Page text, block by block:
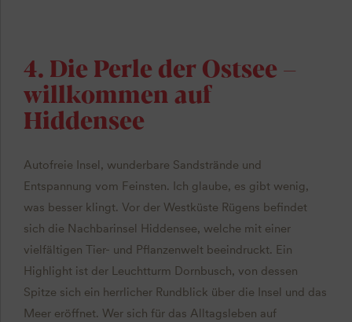
4. Die Perle der Ostsee –
willkommen auf
Hiddensee
Autofreie Insel, wunderbare Sandstrände und
Entspannung vom Feinsten. Ich glaube, es gibt wenig,
was besser klingt. Vor der Westküste Rügens befindet
sich die Nachbarinsel Hiddensee, welche mit einer
vielfältigen Tier- und Pflanzenwelt beeindruckt. Ein
Highlight ist der Leuchtturm Dornbusch, von dessen
Spitze sich ein herrlicher Rundblick über die Insel und das
Meer eröffnet. Wer sich für das Alltagsleben auf